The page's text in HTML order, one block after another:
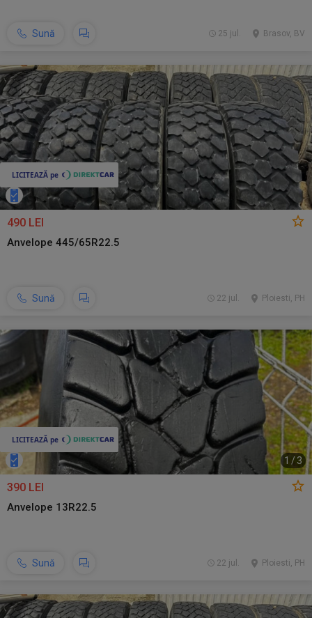
Sună Brasov, BV
25 jul.
490 LEI
Anvelope 445/65R22.5
Sună Ploiesti, PH
22 jul.
1 /3
390 LEI
Anvelope 13R22.5
Sună Ploiesti, PH
22 jul.